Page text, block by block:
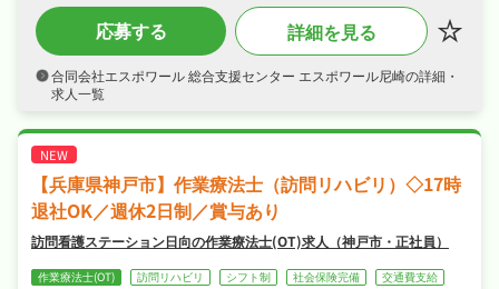
・パート・アルバイトで時給1,200円、昇給あ
りなど好待遇で、家計をしっかり支えられま
年始休暇など長期休暇も取りやすくオンオフを
できる職場です！
応募する 詳細を見る
合同会社エスポワール 総合支援センター エスポワール尼崎の詳細・
求人一覧
【兵庫県神戸市】作業療法士（訪問リハビリ）◇17時
退社OK／週休2日制／賞与あり
訪問看護ステーション日向の作業療法士(OT)求人（神戸市・正社員）
作業療法士(OT) 訪問リハビリ シフト制 社会保険完備
交通費支給